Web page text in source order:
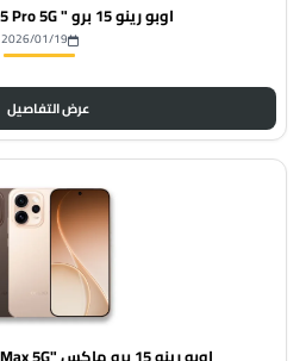
اوبو رينو 15 برو " OPPO Reno15 Pro 5G"
2026/01/19
عرض التفاصيل